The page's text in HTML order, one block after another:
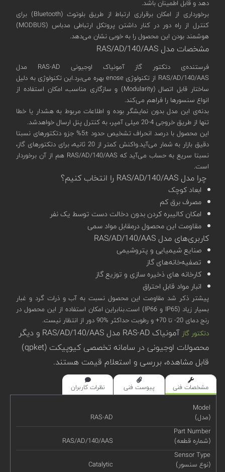
دهد و قابل اطمینان باشد.
برخورداری از امکان برقراری ارتباط از طریق بلوتوث (Bluetooth) برای
کنترل از راه دور در کنار داشتن پروتکل ارتباطی مدباس (MODBUS)
هوشمند بودن این محصول را به خوبی نشان می‌دهد.
مشخصات مدل RAS/AD/140/AAS
فرستنده‌ی دتکتور گاز آمونیاک اوجیونی RAS-AD مدل
RAS/AD/140/AAS از تکنولوژی enose بهره‌ می‌برد.این تکنولوژی به دلیل
ساختار قابل اتصال (Modularity) و سازگاری مناسب، امکان استفاده از
انواع سنسورها را فراهم می‌کند.
بدنه‌ی این مدل بدون نمایشگر بوده و اطلاعات مربوط به هشدار یا خطا
تنها از طریق خروجی 4-20 میلی آمپر‌، به کنترل پنل ارسال خواهدشد.
این محصول با درصد انحراف تشخیص حدود ±5% جزو دتکتورهای نسبتا
دقیق بازار به شمار می‌آید.واکنش کمتر از 20 ثانیه، برای دتکتورهای گاز،
نسبتا سریع به حساب می‌آید که RAS/AD/140/AAS هم از آن برخوردار
است.
چرا مدل RAS/AD/140/AAS را انتخاب کنیم؟
ابعاد کوچک
مصرف برق کم
امکان کالیبره کردن بدون دخالت دست توسط یک نفر
مقاومت این محصول درمقابل مواد سمی
کاربری‌های مدل RAS/AD/140/AAS
صنایع شیمیایی و پتروشیمی
تصفیه‌خانه‌های گاز
کارخانه های ذخیره سازی و توزیع گاز
انبار مواد قابل احتراق
پیشتر ذکر شد مقاومت این محصول نسبت به آب و ذرات گرد و غبار
بسیار زیاد (IP65 و IP66) است.بنابراین امکان استفاده از این محصول در
رنج دمای 20- تا 70+ و رطوبت حداکثر %90 دور از انتظار نیست.
دتکتور گاز
آمونیاک RAS-AD مدل RAS/AD/140/AAS و دیگر
محصولات اوجیونی در سامانه تخصصی کیوپیکت (qpket)
قابل مشاهده، بررسی و استعلام قیمت هستند.
مشخصات فنی پیوست فنی نظرات کاربران
Model
(مدل)
RAS-AD
Part Number
(شماره قطعه)
RAS/AD/140/AAS
Sensor Type
(نوع سنسور)
Catalytic